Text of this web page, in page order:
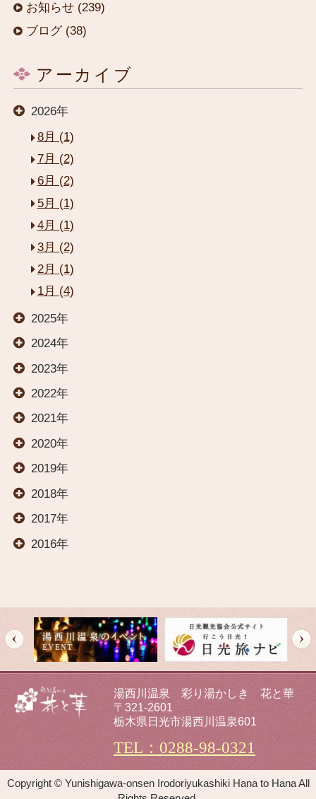
お知らせ (239)
ブログ (38)
アーカイブ
2026年
8月 (1)
7月 (2)
6月 (2)
5月 (1)
4月 (1)
3月 (2)
2月 (1)
1月 (4)
2025年
2024年
2023年
2022年
2021年
2020年
2019年
2018年
2017年
2016年
湯西川温泉 彩り湯かしき 花と華
〒321-2601
栃木県日光市湯西川温泉601
TEL：0288-98-0321
Copyright © Yunishigawa-onsen Irodoriyukashiki Hana to Hana All
HOME
お部屋
温泉
料理
交通案内
イベント
観光案内
フォトギャラリー